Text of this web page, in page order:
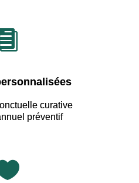

curative
préventif